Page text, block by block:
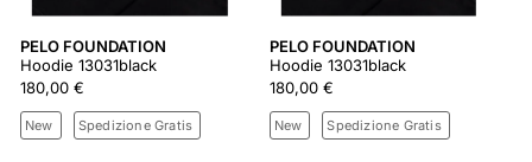
PELO FOUNDATION
Hoodie 13031black
180,00 €
New Spedizione Gratis
PELO FOUNDATION
Hoodie 13031black
180,00 €
New Spedizione Gratis